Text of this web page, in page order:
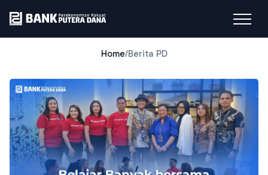
Home/Berita PD